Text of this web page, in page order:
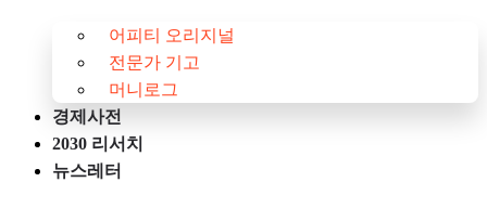
어피티 오리지널
전문가 기고
머니로그
경제사전
2030 리서치
뉴스레터